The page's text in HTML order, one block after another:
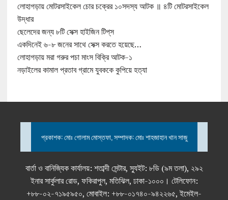
লোহাগড়ায় মোটরসাইকেল চোর চক্রের ১০সদস্য আটক ॥ ৪টি মোটরসাইকেল
উদ্ধার
ছেলেদের জন্য ৮টি সেক্স হাইজিন টিপ্‌স
একদিনেই ৬-৮ জনের সাথে সেক্স করতে হয়েছে…
লোহাগড়ায় মরা গরুর পচা মাংস বিক্রি আটক-১
নড়াইলের কামাল প্রতাব গ্রামে যুবককে কুপিয়ে হত্যা
প্রকাশক: মোঃ গোলাম মোস্তফা, সম্পাদক: মোঃ শাহজাহান খান সাজু
বার্তা ও বানিজ্যিক কার্যালয়: শতাব্দী সেন্টার, স্যুইট: ৮ডি (৯ম তলা), ২৯২
ইনার সার্কুলার রোড, ফকিরাপুল, মতিঝিল, ঢাকা-১০০০। টেলিফোন:
+৮৮-০২-৭১৯৫৯৫০, মোবাইল: +৮৮-০১৭৪০-৯৪২২৬৫, ইমেইল-